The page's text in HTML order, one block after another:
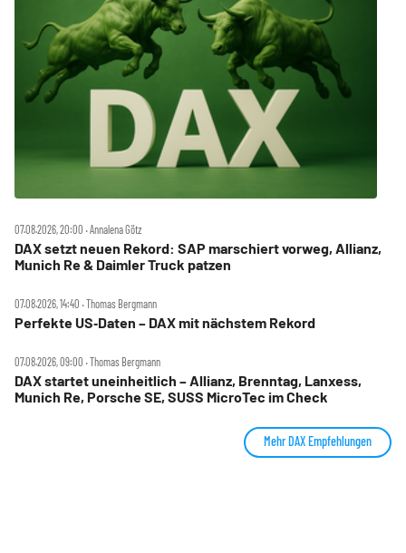
07.08.2026, 20:00 ‧ Annalena Götz
DAX setzt neuen Rekord: SAP marschiert vorweg, Allianz,
Munich Re & Daimler Truck patzen
07.08.2026, 14:40 ‧ Thomas Bergmann
Perfekte US‑Daten – DAX mit nächstem Rekord
07.08.2026, 09:00 ‧ Thomas Bergmann
DAX startet uneinheitlich – Allianz, Brenntag, Lanxess,
Munich Re, Porsche SE, SUSS MicroTec im Check
Mehr DAX Empfehlungen